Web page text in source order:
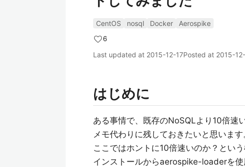
CentOS nosql Docker
Aerospike
6
Last updated at 2015-12-17Posted at 2015-
はじめに
ある事情で、既存のNoSQLより10倍速
メモ代わりに残しておきたいと思います
ここではホントに10倍速いのか？という
インストールからaerospike-loaderを使